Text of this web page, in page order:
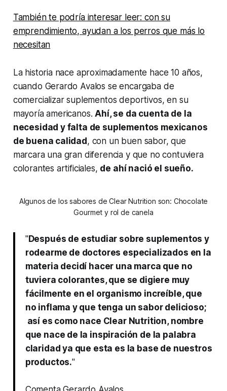
También te podría interesar leer: con su
emprendimiento, ayudan a los perros que más lo
necesitan
La historia nace aproximadamente hace 10 años,
cuando Gerardo Avalos se encargaba de
comercializar suplementos deportivos, en su
mayoría americanos.Ahí, se da cuenta de la
necesidad y falta de suplementos mexicanos
de buena calidad, con un buen sabor, que
marcara una gran diferencia y que no contuviera
colorantes artificiales, de ahí nació el sueño.
Algunos de los sabores de Clear Nutrition son: Chocolate
Gourmet y rol de canela
"Después de estudiar sobre suplementos y
rodearme de doctores especializados en la
materia decidí hacer una marca que no
tuviera colorantes, que se digiere muy
fácilmente en el organismo increíble, que
no inflama y que tenga un sabor delicioso;
así es como nace Clear Nutrition, nombre
que nace de la inspiración de la palabra
claridad ya que esta es la base de nuestros
productos."